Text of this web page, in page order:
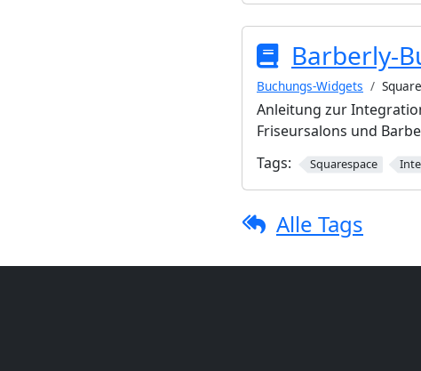
Barberly-
Buchungs-Widgets
Anleitung zur
Friseursalons und
Tags:
Squarespace
Alle Tags